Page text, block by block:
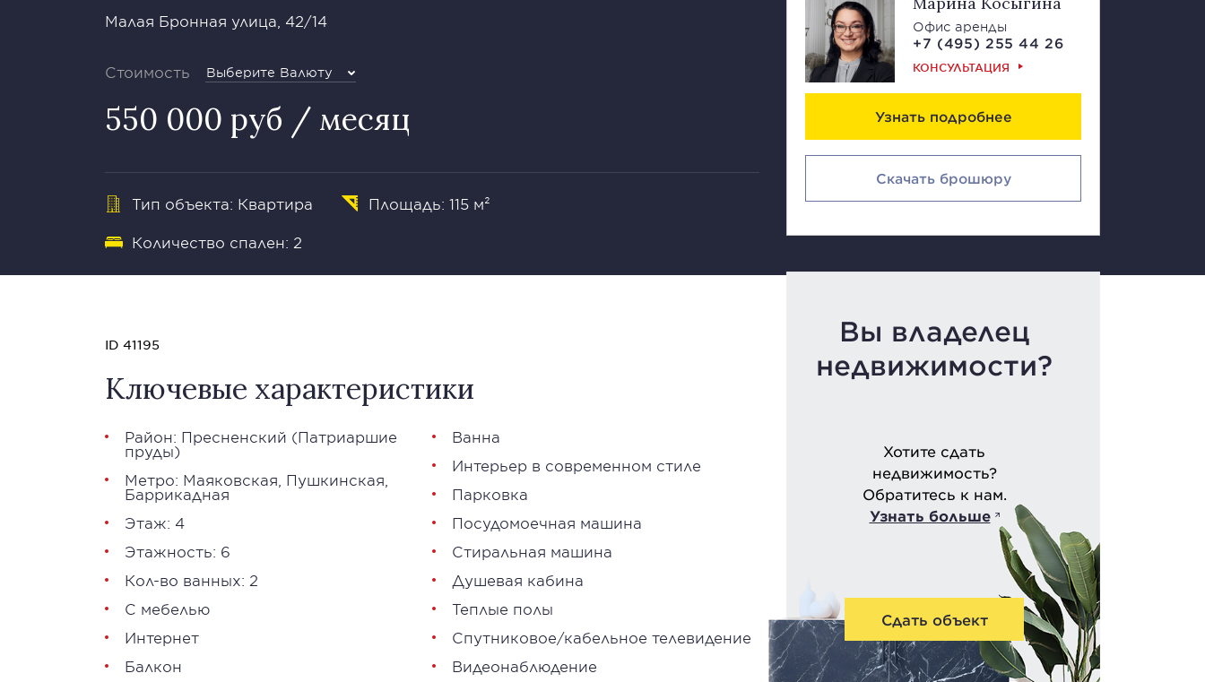
Малая Бронная улица, 42/14
Стоимость Выберите Валюту
550 000 руб / месяц
Тип объекта: Квартира Площадь: 115 м²
Количество спален: 2
Офис аренды
+7 (495) 255 44 26
КОНСУЛЬТАЦИЯ
Узнать подробнее
Скачать брошюру
Вы владелец
недвижимости?
Хотите сдать
недвижимость?
Обратитесь к нам.
Узнать больше
Сдать объект
ID 41195
Ключевые характеристики
Район: Пресненский (Патриаршие
пруды)
Метро: Маяковская Пушкинская
Баррикадная
Этаж: 4
Этажность: 6
Кол-во ванных: 2
С мебелью
Интернет
Балкон
Ванна
Интерьер в современном стиле
Парковка
Посудомоечная машина
Стиральная машина
Душевая кабина
Теплые полы
Спутниковое/кабельное телевидение
Видеонаблюдение